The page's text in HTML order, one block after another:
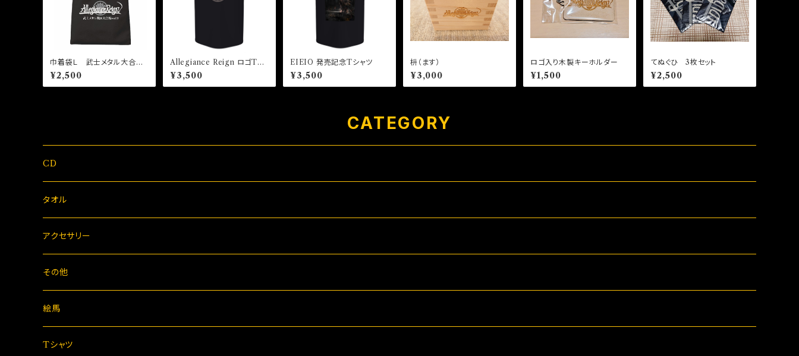
巾着袋Ｌ 武士メタル大合戦v
ol.9記念グッズ
¥2,500
Allegiance Reign ロゴTシ
ャツ
¥3,500
EIEIO 発売記念Tシャツ
¥3,500
枡（ます）
¥3,000
ロゴ入り木製キーホルダー
¥1,500
てぬぐひ 3枚セット
¥2,500
CATEGORY
CD
タオル
アクセサリー
その他
絵馬
Tシャツ